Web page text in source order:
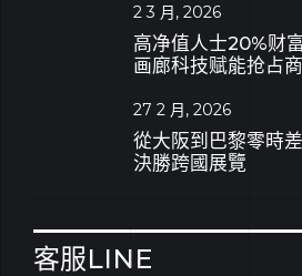
2 3 月, 2026
高净值人士20%财
画廊科技赋能抢占
27 2 月, 2026
從大阪到巴黎零時
決勝跨國展覽
客服LINE